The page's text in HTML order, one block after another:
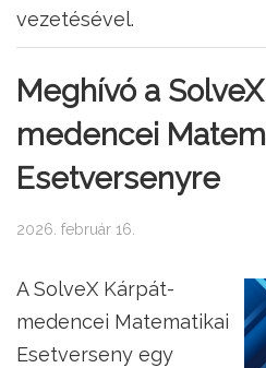
vezetésével.
Meghívó a
medencei
Esetversenyre
2026. február 16.
A SolveX Kárpát-
medencei Matematikai
Esetverseny egy